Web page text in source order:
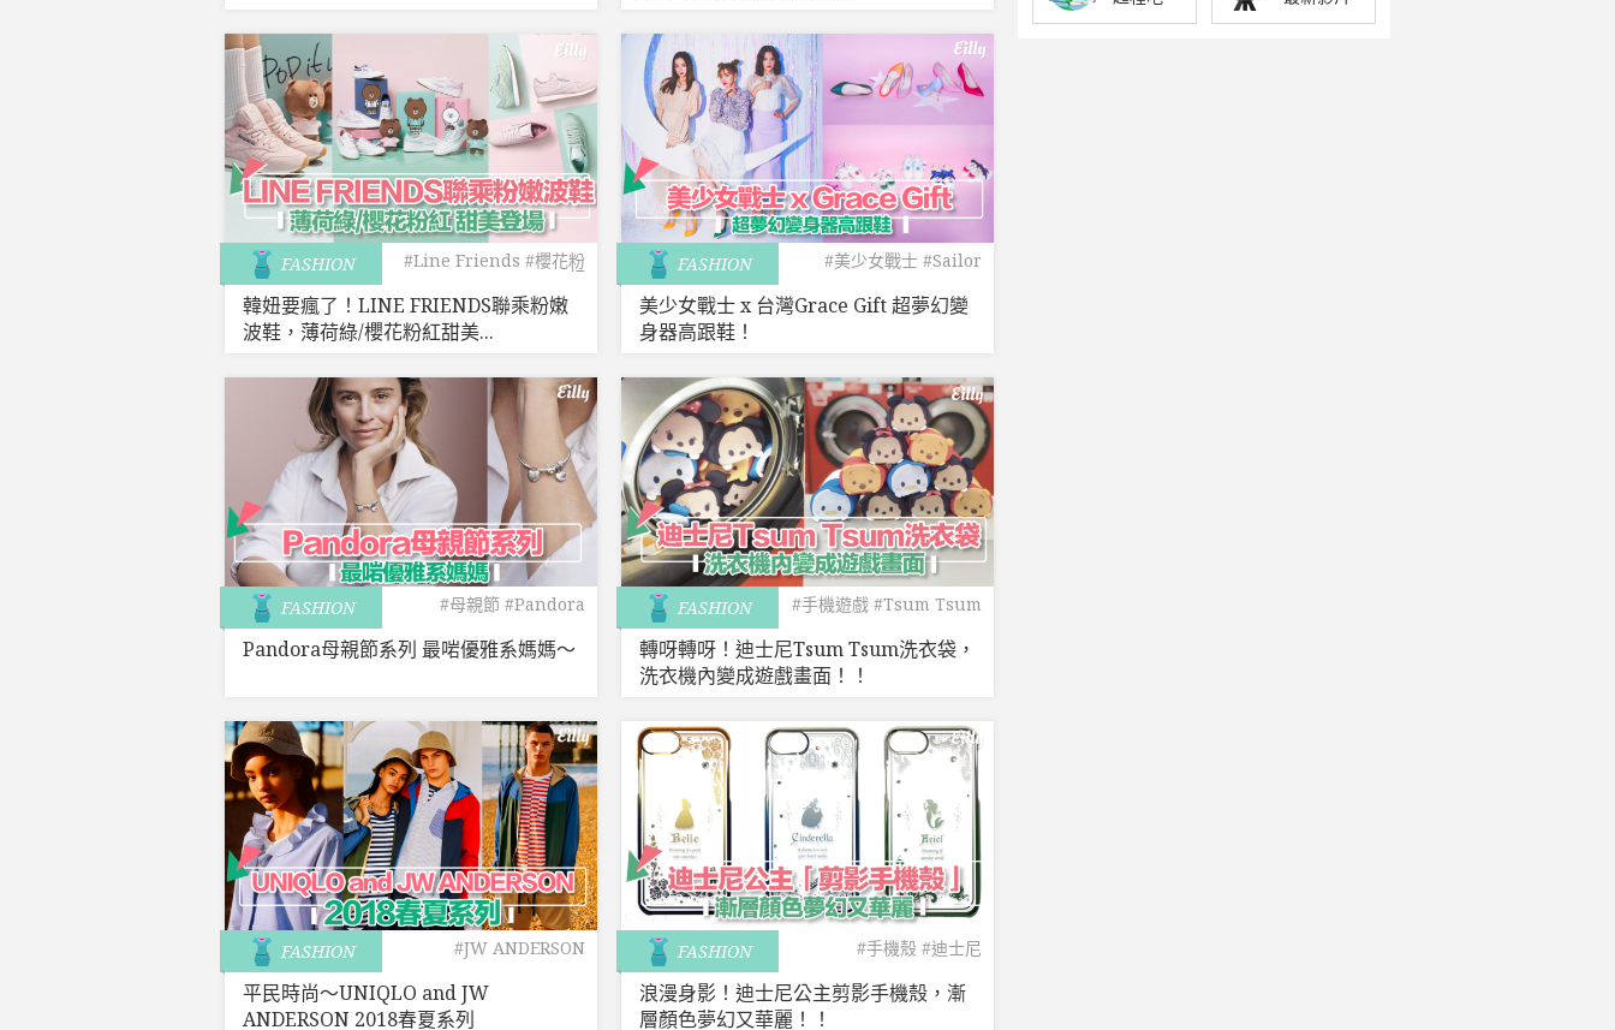
FASHION #Line Friends #櫻花粉
紅
韓妞要瘋了！LINE FRIENDS聯乘粉嫩
波鞋，薄荷綠/櫻花粉紅甜美...
FASHION #美少女戰士 #Sailor
美少女戰士 x 台灣Grace Gift 超夢幻變
身器高跟鞋！
FASHION #母親節 #Pandora
Pandora母親節系列 最啱優雅系媽媽〜
FASHION #手機遊戲 #Tsum Tsum
轉呀轉呀！迪士尼Tsum Tsum洗衣袋，
洗衣機內變成遊戲畫面！！
FASHION #JW ANDERSON
平民時尚〜UNIQLO and JW
ANDERSON 2018春夏系列
FASHION #手機殼 #迪士尼
浪漫身影！迪士尼公主剪影手機殼，漸
層顏色夢幻又華麗！！